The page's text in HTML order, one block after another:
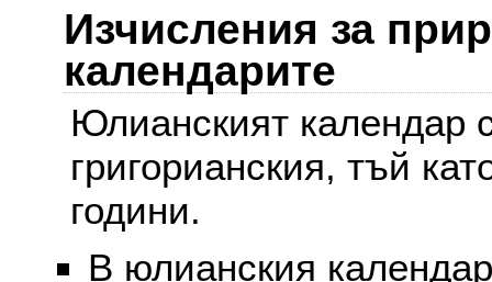
Изчисления за
календарите
Юлианският календар
григорианския, тъй
години.
В юлианския